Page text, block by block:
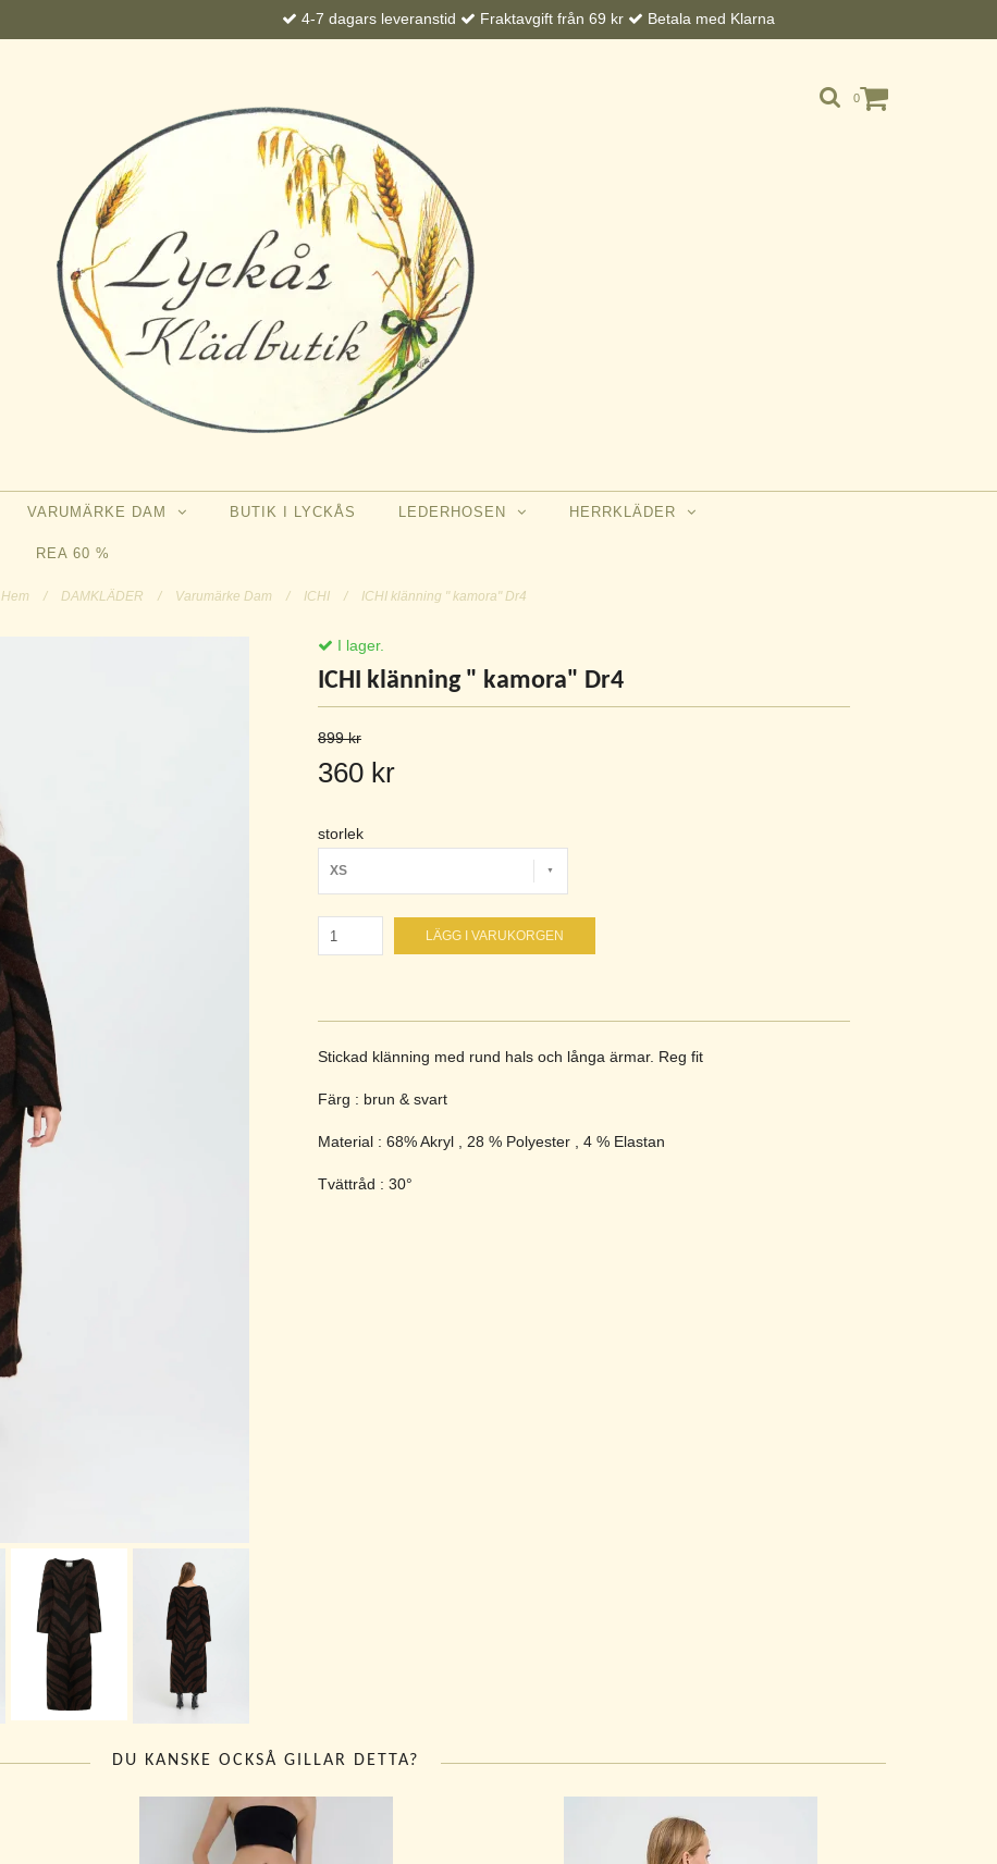
4-7 dagars leveranstid Fraktavgift från 69 kr Betala med Klarna
0
VARUMÄRKE DAM BUTIK I LYCKÅS LEDERHOSEN HERRKLÄDER
REA 60 %
Hem / DAMKLÄDER / Varumärke Dam / ICHI / ICHI klänning " kamora" Dr4
I lager.
ICHI klänning " kamora" Dr4
899 kr
360 kr
storlek
XS
LÄGG I VARUKORGEN
Stickad klänning med rund hals och långa ärmar. Reg fit
Färg : brun & svart
Material : 68% Akryl , 28 % Polyester , 4 % Elastan
Tvättråd : 30°
DU KANSKE OCKSÅ GILLAR DETTA?